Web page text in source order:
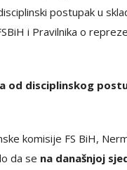
postupak u
i Pravilnika o
od disciplinskog
komisije FS BiH,
da se na današnjoj